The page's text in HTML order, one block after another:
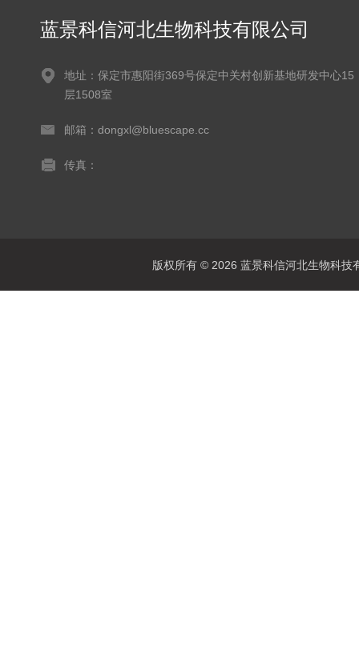
蓝景科信河北生物科技有限公司
地址：保定市惠阳街369号保定中关村创新基地研发中心15
层1508室
邮箱：dongxl@bluescape.cc
传真：
版权所有 © 2026 蓝景科信河北生物科